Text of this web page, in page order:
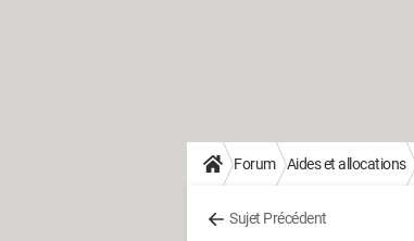
Forum Aides et allocations
Sujet Précédent